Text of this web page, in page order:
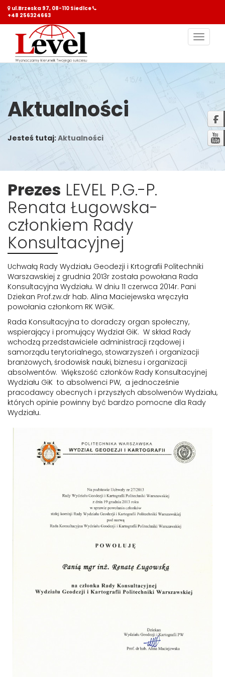
ul.Brzeska 97, 08-110 Siedlce
+48 256324663
Aktualności
Jesteś tutaj:Aktualności
Prezes LEVEL P.G.-P.
Renata Ługowska-
członkiem Rady
Konsultacyjnej
Uchwałą Rady Wydziału Geodezji i Krtografii Politechniki
Warszawskiej z grudnia 2013r została powołana Rada
Konsultacyjna Wydziału. W dniu 11 czerwca 2014r. Pani
Dziekan Prof.zw.dr hab. Alina Maciejewska wręczyła
powołania członkom RK WGiK.
Rada Konsultacyjna to doradczy organ społeczny,
wspierający i promujący Wydział GiK. W skład Rady
wchodzą przedstawiciele administracji rządowej i
samorządu terytorialnego, stowarzyszeń i organizacji
branżowych, środowisk nauki, biznesu i organizacji
absolwentów. Większość członków Rady Konsultacyjnej
Wydziału GiK to absolwenci PW, a jednocześnie
pracodawcy obecnych i przyszłych absolwenów Wydziału,
których opinie powinny być bardzo pomocne dla Rady
Wydziału.